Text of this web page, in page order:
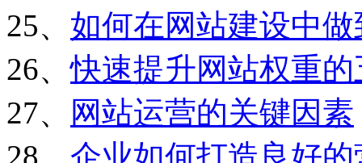
25、 如何在网站建设中
26、快速提升网站权重
27、
网站运营的关键因素
28、 企业如何打造良好